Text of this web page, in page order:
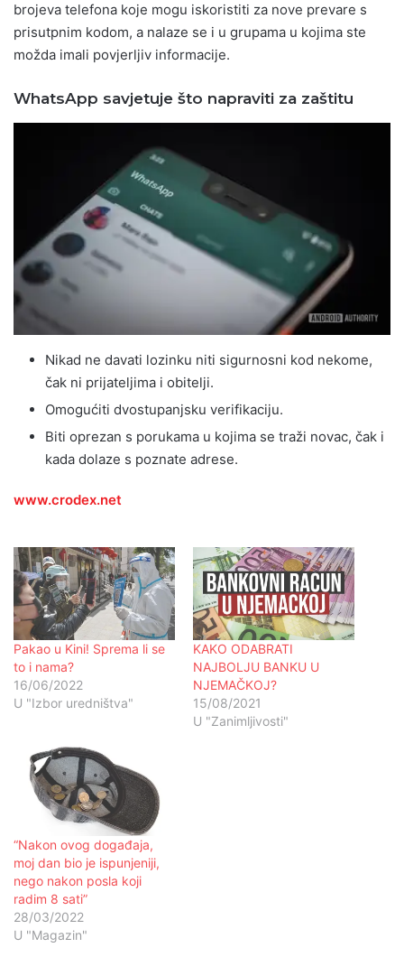
brojeva telefona koje mogu iskoristiti za nove prevare s
prisutpnim kodom, a nalaze se i u grupama u kojima ste
možda imali povjerljiv informacije.
WhatsApp savjetuje što napraviti za zaštitu
Nikad ne davati lozinku niti sigurnosni kod nekome,
čak ni prijateljima i obitelji.
Omogućiti dvostupanjsku verifikaciju.
Biti oprezan s porukama u kojima se traži novac, čak i
kada dolaze s poznate adrese.
www.crodex.net
Pakao u Kini! Sprema li se
to i nama?
16/06/2022
U "Izbor uredništva"
KAKO ODABRATI
NAJBOLJU BANKU U
NJEMAČKOJ?
15/08/2021
U "Zanimljivosti"
“Nakon ovog događaja,
moj dan bio je ispunjeniji,
nego nakon posla koji
radim 8 sati”
28/03/2022
U "Magazin"